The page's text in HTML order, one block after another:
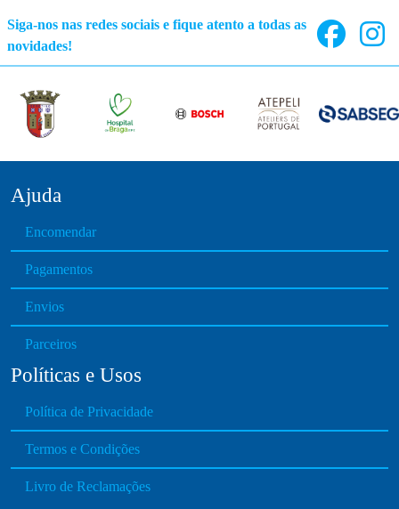
Siga-nos nas redes sociais e fique atento a todas as
novidades!
Ajuda
Encomendar
Pagamentos
Envios
Parceiros
Políticas e Usos
Política de Privacidade
Termos e Condições
Livro de Reclamações